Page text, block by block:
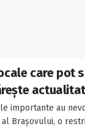
care pot
importante au
Brașovului, o